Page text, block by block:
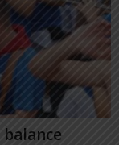
balance